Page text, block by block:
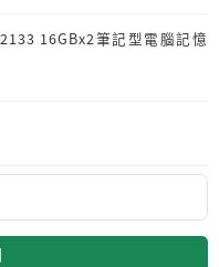
16GBx2筆記型電腦記憶